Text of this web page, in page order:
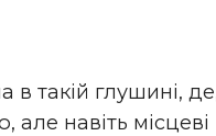
в такій глушині,
але навіть місцеві